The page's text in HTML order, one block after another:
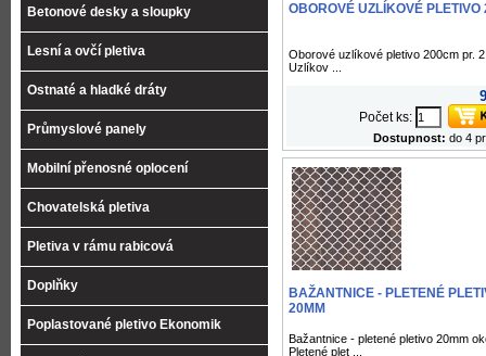
Betonové desky a sloupky
Lesní a ovčí pletiva
Ostnaté a hladké dráty
Průmyslové panely
Mobilní přenosné oplocení
Chovatelská pletiva
Pletiva v rámu rabicová
Doplňky
Poplastované pletivo Ekonomik
OBOROVÉ UZLÍKOVÉ PLETIVO
Oborové uzlíkové pletivo 200cm pr.
Uzlíkov ...
Počet ks:
Dostupnost: do 4
BAŽANTNICE - PLETENÉ
20MM
Bažantnice - pletené pletivo 20mm
Pletené plet ...